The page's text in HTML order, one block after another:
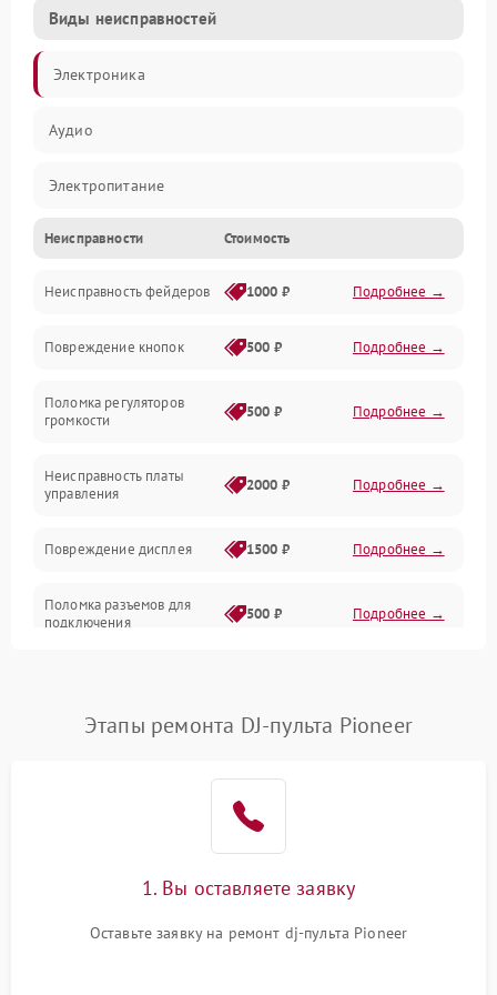
Виды неисправностей
Электроника
Аудио
Электропитание
Управление
Интерфейсы
Механические повреждения
Механика
Неисправности Стоимость
Неисправность фейдеров 1000 ₽ Подробнее →
Повреждение кнопок 500 ₽ Подробнее →
Поломка регуляторов
громкости
500 ₽ Подробнее →
Неисправность платы
управления
2000 ₽ Подробнее →
Повреждение дисплея 1500 ₽ Подробнее →
Поломка разъемов для
подключения
500 ₽ Подробнее →
1000 ₽
Поломка системы
автоматического
1000 ₽ Подробнее →
Этапы ремонта DJ-пульта Pioneer
1. Вы оставляете заявку
Оставьте заявку на ремонт dj-пульта Pioneer